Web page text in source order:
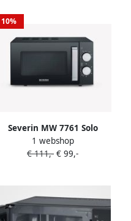
10%
Severin MW 7761 Solo
Magnetron vrijstaand geen
draaiplateau meer ruimte
1 webshop
€ 111,- € 99,-